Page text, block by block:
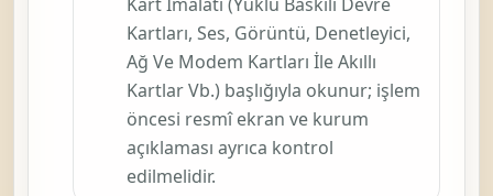
Kartları, Ses, Görüntü, Denetleyici,
Ağ Ve Modem Kartları İle Akıllı
Kartlar Vb.) başlığıyla okunur; işlem
öncesi resmî ekran ve kurum
açıklaması ayrıca kontrol
edilmelidir.